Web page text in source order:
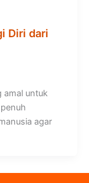
Diri dari
amal untuk
agar